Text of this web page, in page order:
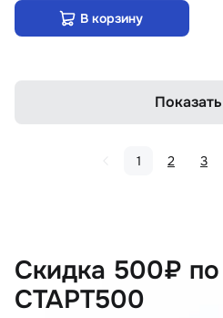
В корзину
1 2 3
Скидка 500₽
СТАРТ500